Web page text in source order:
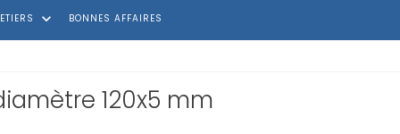
keyboard_arrow_down BONNES AFFAIRES
120x5 mm